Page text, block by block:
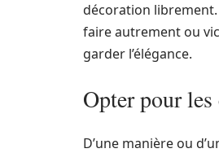
décoration librement.
faire autrement ou
garder l’élégance.
Opter pour
D’une manière ou